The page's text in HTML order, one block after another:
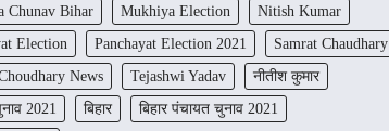
Chunav Bihar
Mukhiya Election
Nitish Kumar
Election
Panchayat Election 2021
Samrat Chaudhary
News
Tejashwi Yadav
नीतीश कुमार
2021
बिहार बिहार पंचायत चुनाव 2021